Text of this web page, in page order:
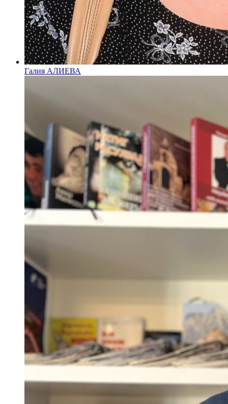
Галия АЛИЕВА